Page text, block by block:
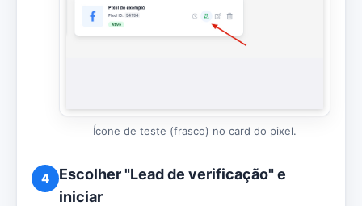
Ícone de teste (frasco) no card do pixel.
4
Escolher "Lead de verificação" e
iniciar